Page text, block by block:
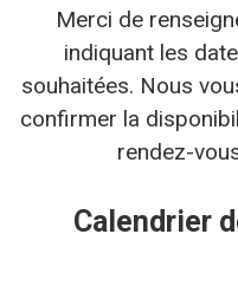
Merci de
indiquant les
souhaitées. Nous
confirmer la
rendez-
Calendrier